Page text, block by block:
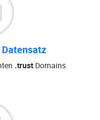
.trustDomains.